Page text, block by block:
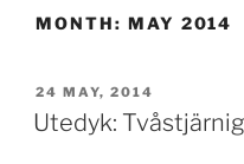
MONTH: MAY 2014
POSTED
ON
24 MAY, 2014
Utedyk: